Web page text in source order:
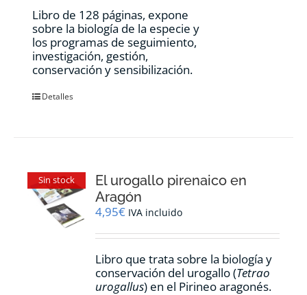
Libro de 128 páginas, expone
sobre la biología de la especie y
los programas de seguimiento,
investigación, gestión,
conservación y sensibilización.
Detalles
Sin stock
El urogallo pirenaico en
Aragón
4,95€ IVA incluido
Libro que trata sobre la biología y
conservación del urogallo (Tetrao
urogallus) en el Pirineo aragonés.